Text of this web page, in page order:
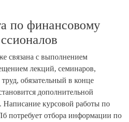
по финансовому
связана с выполнением
лекций, семинаров,
обязательный в конце
дополнительной
Написание курсовой работы по
потребует отбора информации по